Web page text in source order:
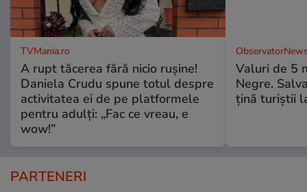
TVMania.ro
A rupt tăcerea fără nicio rușine!
Daniela Crudu spune totul despre
activitatea ei de pe platformele
pentru adulți: „Fac ce vreau, e
wow!”
Valuri de 5
Negre.
ţină turiştii
PARTENERI